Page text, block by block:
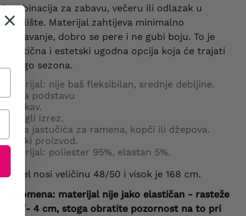
kombinacija za zabavu, večeru ili odlazak u
kazalište. Materijal zahtijeva minimalno
održavanje, dobro se pere i ne gubi boju. To je
praktična i estetski ugodna opcija koja će trajati
mnogo sezona.
Materijal: nije baš fleksibilan, srednje debljine.
Nema podstavu
¾ rukav.
Okrugli izrez.
Nema jastučića za ramena, kopči ili džepova.
Poljski proizvod.
Materijal: poliester 95%, elastan 5%.
Model nosi veličinu 48/50 i visok je 168 cm.
Napomena: materijal nije jako elastičan - rasteže
se +/- 4 cm, stoga obratite pozornost na to pri